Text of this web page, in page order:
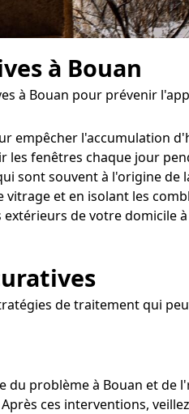
à Bouan
à Bouan pour prévenir
empêcher l'accumulation
les fenêtres chaque jour
sont souvent à l'origine de
et en isolant les
de votre domicile
de traitement qui
problème à Bouan et de
ces interventions,